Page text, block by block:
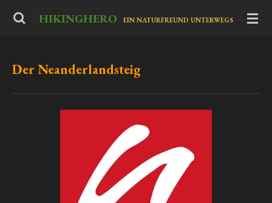
Zum
HIKINGHERO EIN NATURFREUND UNTERWEGS
Der Neanderlandsteig